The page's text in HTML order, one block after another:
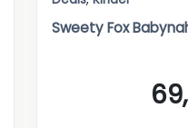
Sweety Fox